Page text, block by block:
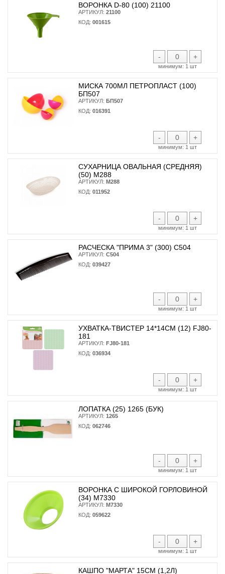
ВОРОНКА D-80 (100) 21100
АРТИКУЛ: 21100
КОД: 001615
- +
минимум: 1 шт
МИСКА 700МЛ ПЕТРОПЛАСТ (100)
БП507
АРТИКУЛ: БП507
КОД: 016391
- +
минимум: 1 шт
СУХАРНИЦА ОВАЛЬНАЯ (СРЕДНЯЯ)
(50) М288
АРТИКУЛ: М288
КОД: 011952
- +
минимум: 1 шт
РАСЧЕСКА "ПРИМА 3" (300) С504
АРТИКУЛ: С504
КОД: 039427
- +
минимум: 1 шт
УХВАТКА-ТВИСТЕР 14*14СМ (12) FJ80-
181
АРТИКУЛ: FJ80-181
КОД: 036934
- +
минимум: 1 шт
ЛОПАТКА (25) 1265 (БУК)
АРТИКУЛ: 1265
КОД: 062746
- +
минимум: 1 шт
ВОРОНКА С ШИРОКОЙ ГОРЛОВИНОЙ
(34) М7330
АРТИКУЛ: М7330
КОД: 059622
- +
минимум: 1 шт
КАШПО "МАРТА" 15СМ (1,2Л)